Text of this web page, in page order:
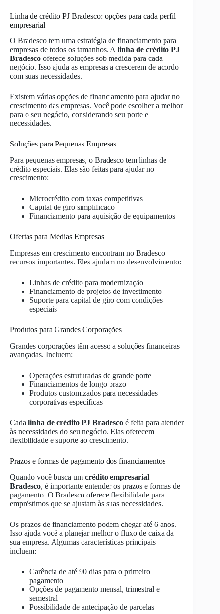
Linha de crédito PJ Bradesco: opções para cada perfil
empresarial
O Bradesco tem uma estratégia de financiamento para
empresas de todos os tamanhos. Alinha de crédito PJ
Bradesco oferece soluções sob medida para cada
negócio. Isso ajuda as empresas a crescerem de acordo
com suas necessidades.
Existem várias opções de financiamento para ajudar no
crescimento das empresas. Você pode escolher a melhor
para o seu negócio, considerando seu porte e
necessidades.
Soluções para Pequenas Empresas
Para pequenas empresas, o Bradesco tem linhas de
crédito especiais. Elas são feitas para ajudar no
crescimento:
Microcrédito com taxas competitivas
Capital de giro simplificado
Financiamento para aquisição de equipamentos
Ofertas para Médias Empresas
Empresas em crescimento encontram no Bradesco
recursos importantes. Eles ajudam no desenvolvimento:
Linhas de crédito para modernização
Financiamento de projetos de investimento
Suporte para capital de giro com condições
especiais
Produtos para Grandes Corporações
Grandes corporações têm acesso a soluções financeiras
avançadas. Incluem:
Operações estruturadas de grande porte
Financiamentos de longo prazo
Produtos customizados para necessidades
corporativas específicas
Cada linha de crédito PJ Bradesco é feita para atender
às necessidades do seu negócio. Elas oferecem
flexibilidade e suporte ao crescimento.
Prazos e formas de pagamento dos financiamentos
Quando você busca um crédito empresarial
Bradesco, é importante entender os prazos e formas de
pagamento. O Bradesco oferece flexibilidade para
empréstimos que se ajustam às suas necessidades.
Os prazos de financiamento podem chegar até 6 anos.
Isso ajuda você a planejar melhor o fluxo de caixa da
sua empresa. Algumas características principais
incluem:
Carência de até 90 dias para o primeiro
pagamento
Opções de pagamento mensal, trimestral e
semestral
Possibilidade de antecipação de parcelas